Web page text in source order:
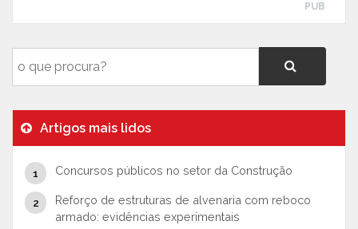
PUB
Artigos mais lidos
Concursos públicos no setor da Construção
Reforço de estruturas de alvenaria com reboco
armado: evidências experimentais